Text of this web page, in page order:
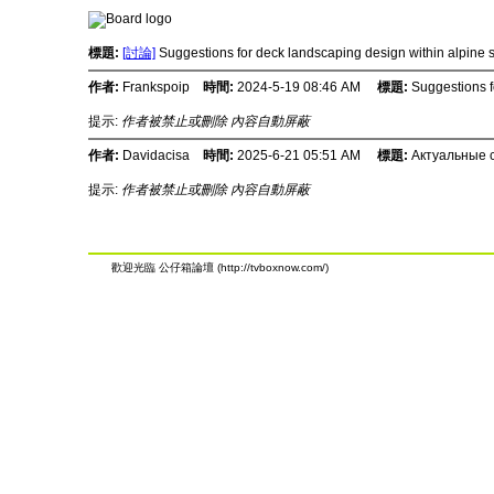
標題: [討論] Suggestions for deck landscaping design within alpine
作者: Frankspoip 時間: 2024-5-19 08:46 AM 標題: Suggestions
提示: 作者被禁止或刪除 內容自動屏蔽
作者: Davidacisa 時間: 2025-6-21 05:51 AM 標題: Актуальные
提示: 作者被禁止或刪除 內容自動屏蔽
歡迎光臨 公仔箱論壇 (http://tvboxnow.com/)